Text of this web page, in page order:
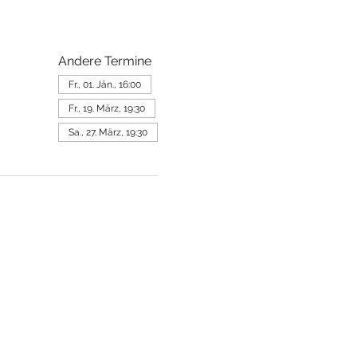
Andere Termine
Fr., 01. Jän., 16:00
Fr., 19. März, 19:30
Sa., 27. März, 19:30